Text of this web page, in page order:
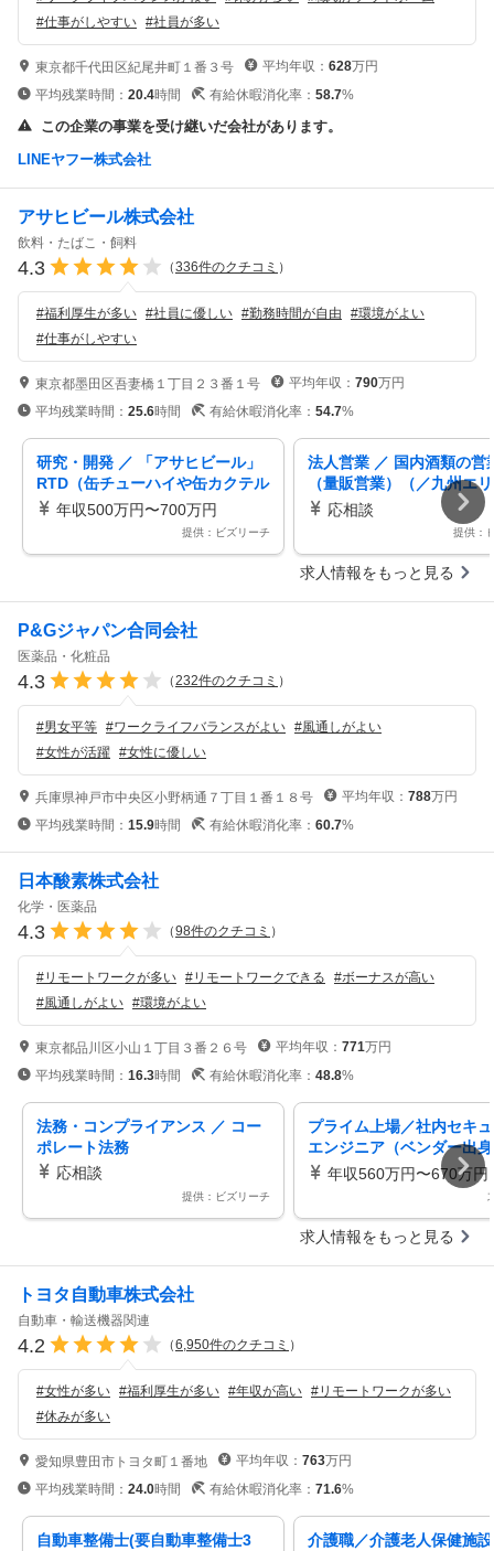
#仕事がしやすい #社員が多い
東京都千代田区紀尾井町１番３号 平均年収： 628万円
平均残業時間： 20.4時間 有給休暇消化率： 58.7%
この企業の事業を受け継いだ会社があります。
LINEヤフー株式会社
アサヒビール株式会社
飲料・たばこ・飼料
4.3 （336件のクチコミ ）
#福利厚生が多い #社員に優しい #勤務時間が自由 #環境がよい
#仕事がしやすい
東京都墨田区吾妻橋１丁目２３番１号 平均年収： 790万円
平均残業時間： 25.6時間 有給休暇消化率： 54.7%
研究・開発 ／ 「アサヒビール」
RTD（缶チューハイや缶カクテル
や缶ハイボールなど）の商品開発
年収500万円〜700万円
提供：ビズリーチ
法人営業 ／ 国内酒類の営
（量販営業）（／九州エ
販営業／営業担当_国内シ
ップクラスの総合酒類メ
応相談
提供：
求人情報をもっと見る
P&Gジャパン合同会社
医薬品・化粧品
4.3 （232件のクチコミ ）
#男女平等 #ワークライフバランスがよい #風通しがよい
#女性が活躍 #女性に優しい
兵庫県神戸市中央区小野柄通７丁目１番１８号 平均年収： 788万円
平均残業時間： 15.9時間 有給休暇消化率： 60.7%
日本酸素株式会社
化学・医薬品
4.3 （98件のクチコミ ）
#リモートワークが多い #リモートワークできる #ボーナスが高い
#風通しがよい #環境がよい
東京都品川区小山１丁目３番２６号 平均年収： 771万円
平均残業時間： 16.3時間 有給休暇消化率： 48.8%
法務・コンプライアンス ／ コー
ポレート法務
応相談
提供：ビズリーチ
プライム上場／社内セキ
エンジニア（ベンダー出
／産業ガス国内シェア
年収560万円〜670万円
求人情報をもっと見る
トヨタ自動車株式会社
自動車・輸送機器関連
4.2 （6,950件のクチコミ ）
#女性が多い #福利厚生が多い #年収が高い #リモートワークが多い
#休みが多い
愛知県豊田市トヨタ町１番地 平均年収： 763万円
平均残業時間： 24.0時間 有給休暇消化率： 71.6%
自動車整備士(要自動車整備士3
介護職／介護老人保健施